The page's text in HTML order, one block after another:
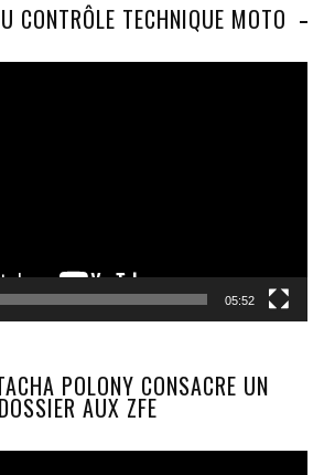
CONTRÔLE TECHNIQUE MOTO
05:52
POLONY CONSACRE UN
DOSSIER AUX ZFE